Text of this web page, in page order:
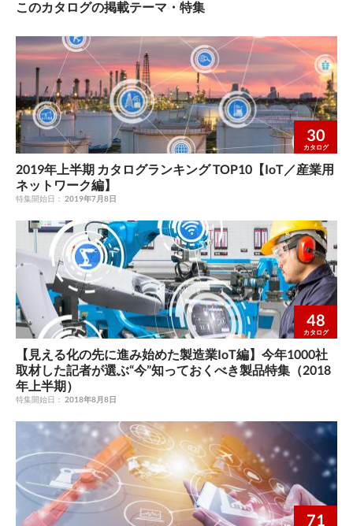
このカタログの掲載テーマ・特集
30
カタログ
2019年上半期 カタログランキング TOP10【IoT／産業用
ネットワーク編】
特集開始日： 2019年7月8日
48
カタログ
【見える化の先に進み始めた製造業IoT編】今年1000社
取材した記者が選ぶ“今”知っておくべき製品特集（2018
年上半期）
特集開始日： 2018年8月8日
71